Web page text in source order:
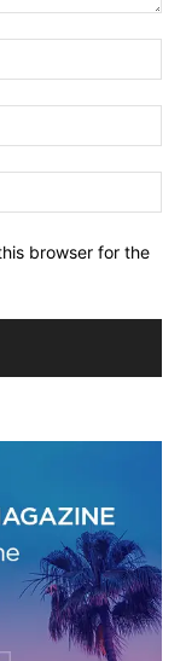
browser for the